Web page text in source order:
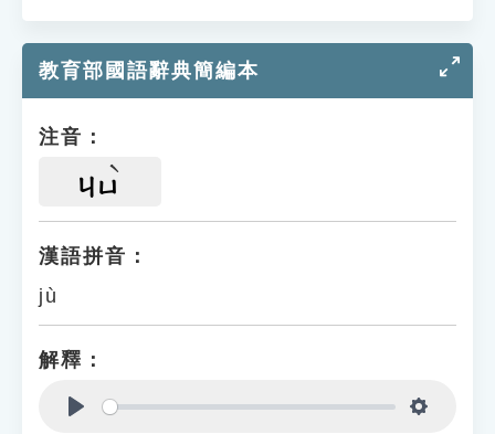
教育部國語辭典簡編本
注音：
ㄐㄩ
漢語拼音：
jù
解釋：